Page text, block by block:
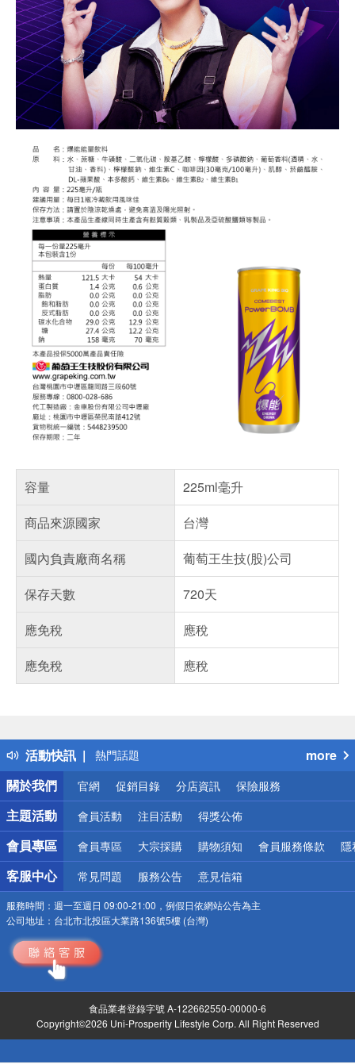
容量
225ml毫升
商品來源國家
台灣
國內負責廠商名稱
葡萄王生技(股)公司
保存天數
720天
應免稅
應稅
應免稅
應稅
活動快訊
得獎公告
熱門話題
銀行優惠
偏遠地區配送
詐騙網頁！請小心！
more
關於我們
官網 促銷目錄 分店資訊 保險服務
主題活動 會員活動 注目活動 得獎公佈
會員專區 會員專區 大宗採購 購物須知 會員服務條款 隱
客服中心 常見問題 服務公告 意見信箱
服務時間： 週一至週日 09:00-21:00，例假日依網站公告為主
公司地址： 台北市北投區大業路136號5樓 (台灣)
食品業者登錄字號 A-122662550-00000-6
Copyright©2026 Uni-Prosperity Lifestyle Corp. All Right Reserved